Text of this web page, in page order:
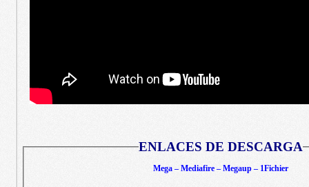
ENLACES DE DESCARGA
Mega – Mediafire – Megaup – 1Fichier